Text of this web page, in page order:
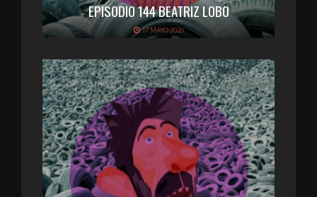
EPISODIO 144 BEATRIZ LOBO
17 MAYO 2026